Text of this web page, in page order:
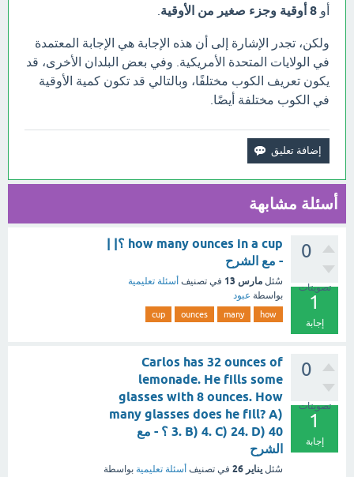
أو 8 أوقية وجزء صغير من الأوقية
ولكن، تجدر الإشارة إلى أن هذه الإجابة هي الإجابة المعتمدة
في الولايات المتحدة الأمريكية. وفي بعض البلدان الأخرى، قد
يكون تعريف الكوب مختلفًا، وبالتالي قد تكون كمية الأوقية
في الكوب مختلفة أيضًا.
أسئلة مشابهة
0
تصويتات
1
إجابة
how many ounces in a cup ؟| |
- مع الشرح
سُئل مارس 13 في تصنيف أسئلة تعليمية
بواسطة عبود
how
many
ounces
cup
0
تصويتات
1
إجابة
Carlos has 32 ounces of
lemonade. He fills some
glasses with 8 ounces. How
many glasses does he fill? A)
3. B) 4. C) 24. D) 40 ؟ - مع
الشرح
سُئل يناير 26 في تصنيف أسئلة تعليمية بواسطة